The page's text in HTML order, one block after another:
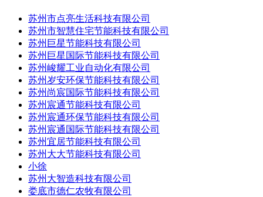
苏州市点亮生活科技有限公司
苏州市智慧住宅节能科技有限公司
苏州巨星节能科技有限公司
苏州巨星国际节能科技有限公司
苏州峻耀工业自动化有限公司
苏州岁安环保节能科技有限公司
苏州尚宸国际节能科技有限公司
苏州宸通节能科技有限公司
苏州宸通环保节能科技有限公司
苏州宸通国际节能科技有限公司
苏州宜居节能科技有限公司
苏州大大节能科技有限公司
小徐
苏州大智造科技有限公司
娄底市德仁农牧有限公司